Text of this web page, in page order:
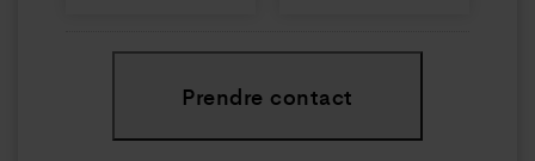
Prendre contact